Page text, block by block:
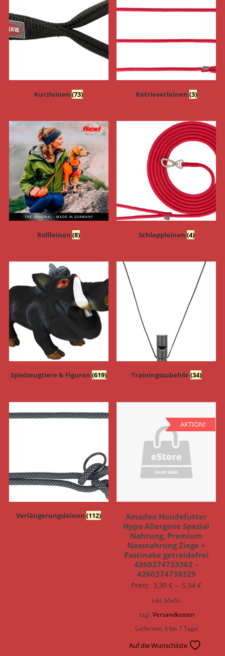
Kurzleinen(73) Retrieverleinen(3)
Rollleinen(8) Schleppleinen (4)
Spielzeugtiere & Figuren(619) Trainingszubehör(34)
Verlängerungsleinen(112)
AKTION!
Amadeo Hundefutter
Hypo Allergene Spezial
Nahrung, Premium
Nassnahrung Ziege +
Pastinake getreidefrei
4260374733362 –
4260374738329
Preis: 3,30€ – 5,34€
inkl. MwSt.
zzgl. Versandkosten
Lieferzeit:4 bis 7 Tage
Auf die Wunschliste